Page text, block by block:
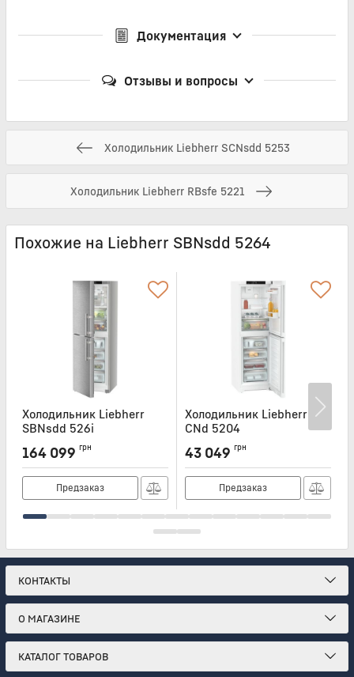
Документация
Отзывы и вопросы
Холодильник Liebherr SCNsdd 5253
Холодильник Liebherr RBsfe 5221
Похожие на Liebherr SBNsdd 5264
Холодильник Liebherr
SBNsdd 526i
SBNSDD526I
164 099 грн
Предзаказ
Холодильник Liebherr
CNd 5204
CND5204
43 049 грн
Предзаказ
КОНТАКТЫ
О МАГАЗИНЕ
КАТАЛОГ ТОВАРОВ